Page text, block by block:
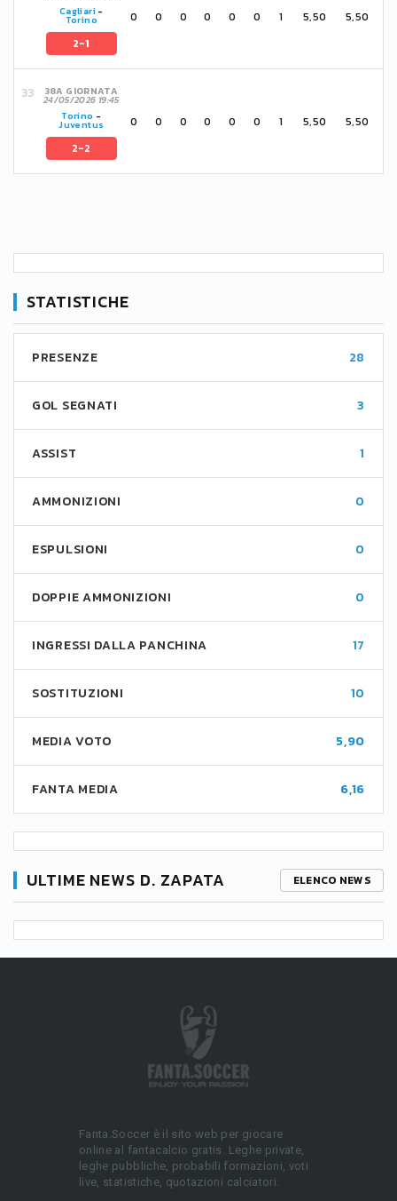
Cagliari-
Torino
2-1
0 0 0 0 0 0 1 5,50 5,50
38A GIORNATA
24/05/2026 19:45
Torino -
Juventus
2-2
0 0 0 0 0 0 1 5,50 5,50
STATISTICHE
PRESENZE 28
GOL SEGNATI 3
ASSIST 1
AMMONIZIONI 0
ESPULSIONI 0
DOPPIE AMMONIZIONI 0
INGRESSI DALLA PANCHINA 17
SOSTITUZIONI 10
MEDIA VOTO 5,90
FANTA MEDIA 6,16
ULTIME NEWS D. ZAPATA ELENCO NEWS
Fanta.Soccer è il sito web per giocare
online al fantacalcio gratis. Leghe private,
leghe pubbliche, probabili formazioni, voti
live, statistiche, quotazioni calciatori.